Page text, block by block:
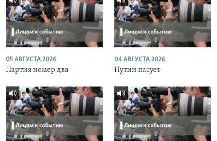
05 АВГУСТА 2026
Партия номер два
04 АВГУСТА 2026
Путин пасует